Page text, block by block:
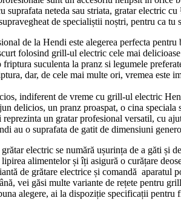
suprafata neteda sau striata, gratar electric
de specialiștii noștri, pentru ca
de la Hendi este alegerea perfecta
folosind grill-ul electric cele mai
suculenta la pranz si legumele
dar, de cele mai multe ori, vremea
indiferent de vreme cu grill-ul electric
delicios, un pranz proaspat, o cina speciala
un gratar profesional versatil, cu
au o suprafata de gatit de dimensiuni
electric se numără ușurința de a găti
alimentelor și îți asigură o curățare
de grătare electrice și comandă aparatul
vei găsi multe variante de rețete pentru
alegere, ai la dispoziție specificații